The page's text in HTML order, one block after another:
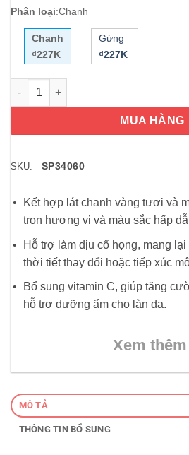
Phân loại:Chanh
Chanh
₫227K
Gừng
₫227K
Mật ong chanh Hàn Quốc Duwon
MUA HÀNG
SKU: SP34060
Kết hợp lát chanh vàng tươi và
trọn hương vị và màu sắc hấp
Hỗ trợ làm dịu cổ họng, mang
thời tiết thay đổi hoặc tiếp xúc
Bổ sung vitamin C, giúp tăng
hỗ trợ dưỡng ẩm cho làn da.
Xem
MÔ TẢ
THÔNG TIN BỔ SUNG